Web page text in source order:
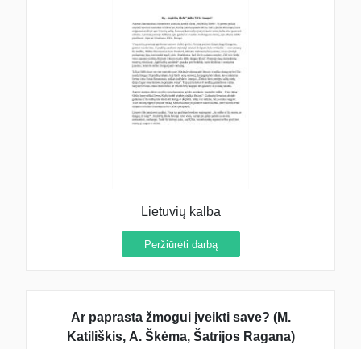
Lietuvių kalba
Peržiūrėti darbą
Ar paprasta žmogui įveikti save? (M.
Katiliškis, A. Škėma, Šatrijos Ragana)